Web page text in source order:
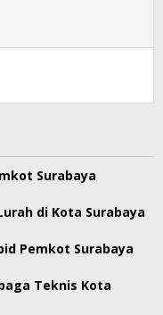
Surabaya
di Kota Surabaya
Pemkot Surabaya
Teknis Kota